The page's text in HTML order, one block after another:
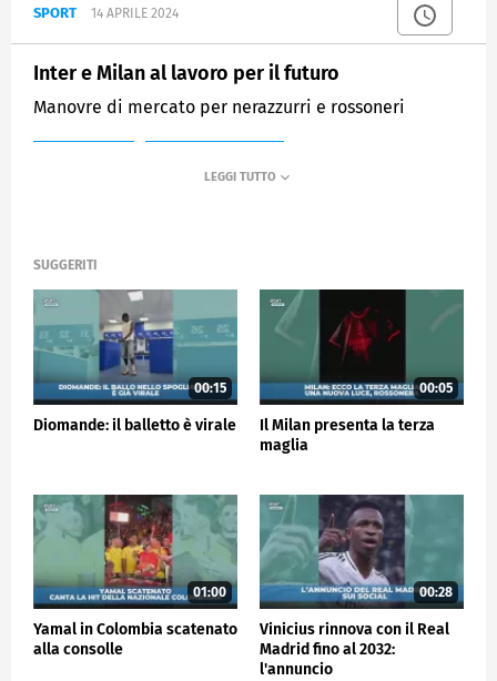
SPORT 14 APRILE 2024
Inter e Milan al lavoro per il futuro
Manovre di mercato per nerazzurri e rossoneri
SUGGERITI
00:15
Diomande: il balletto è virale
00:05
Il Milan presenta la terza
maglia
01:00
Yamal in Colombia scatenato
alla consolle
00:28
Vinicius rinnova con il Real
Madrid fino al 2032:
l'annuncio